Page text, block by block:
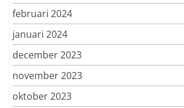
februari 2024
januari 2024
december 2023
november 2023
oktober 2023